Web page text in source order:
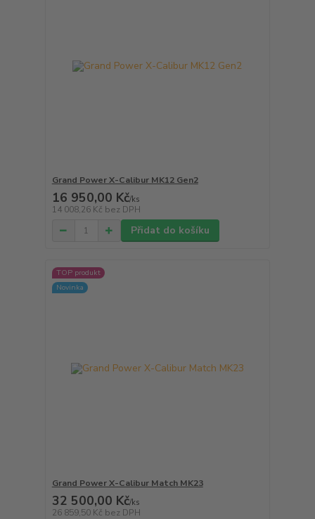
Grand Power X-Calibur MK12 Gen2
16 950,00 Kč/ks
14 008,26 Kč bez DPH
Přidat do košíku
TOP produkt
Novinka
Grand Power X-Calibur Match MK23
32 500,00 Kč/ks
26 859,50 Kč bez DPH